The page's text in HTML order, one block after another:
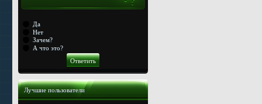
Да
Нет
Зачем?
А что это?
Лучшие пользователи